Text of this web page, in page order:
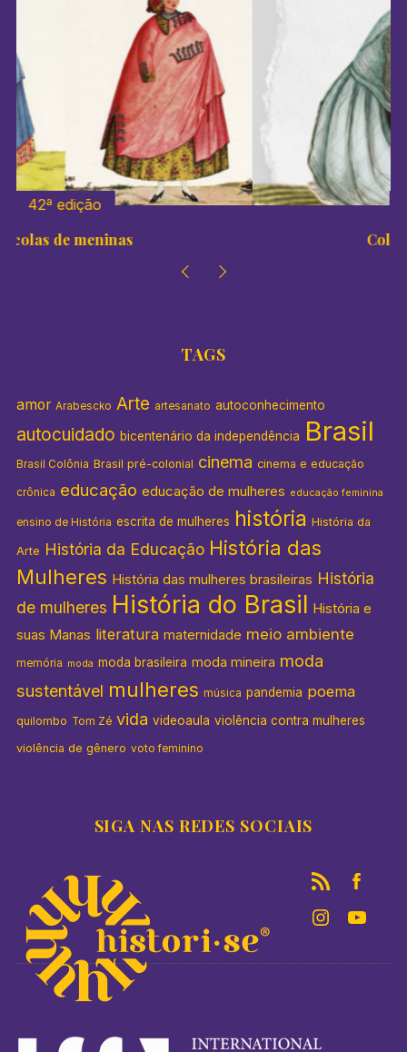
41º edição
Colégios de meninas
TAGS
amor Arabescko Arte artesanato autoconhecimento
autocuidado bicentenário da independência Brasil
Brasil Colônia Brasil pré-colonial cinema cinema e educação
crônica educação educação de mulheres educação feminina
ensino de História escrita de mulheres história História da
Arte História da Educação História das
Mulheres História das mulheres brasileiras História
de mulheres História do Brasil História e
suas Manas literatura maternidade meio ambiente
memória moda moda brasileira moda mineira moda
sustentável mulheres música pandemia poema
quilombo Tom Zé vida videoaula violência contra mulheres
violência de gênero voto feminino
SIGA NAS REDES SOCIAIS